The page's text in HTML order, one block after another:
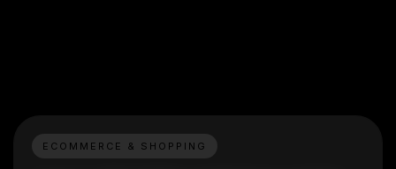
ECOMMERCE & SHOPPING